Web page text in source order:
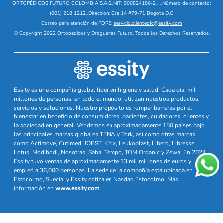
ORTOPÉDICOS FUTURO COLOMBIA S.A.S_NIT: 900824186-2_ _Número de contacto:
(601) 218 1212_Dirección: Cra 14 #79-71 Bogotá D.C
Correo para atención de PQRS: servicio.clienteofc@essity.com
© Copyright 2022 Ortopédicos y Droguerías Futuro. Todos los Derechos Reservados.
Essity es una compañía global líder en higiene y salud. Cada día, mil
millones de personas, en todo el mundo, utilizan nuestros productos,
servicios y soluciones. Nuestro propósito es romper barreras por el
bienestar en beneficio de consumidores, pacientes, cuidadores, clientes y
la sociedad en general. Vendemos en aproximadamente 150 países bajo
las principales marcas globales TENA y Tork, así como otras marcas
como Actimove, Cutimed, JOBST, Knix, Leukoplast, Libero, Libresse,
Lotus, Modibodi, Nosotras, Saba, Tempo, TOM Organic y Zewa. En 2024,
Essity tuvo ventas de aproximadamente 13 mil millones de euros y
empleó a 36,000 personas. La sede de la compañía está ubicada en
Estocolmo, Suecia, y Essity cotiza en Nasdaq Estocolmo. Más
información en www.essity.com